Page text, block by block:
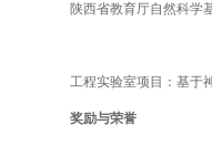
陕西省教育厅自然科学
工程实验室项目：基于
奖励与荣誉